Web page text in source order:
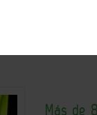
Más de